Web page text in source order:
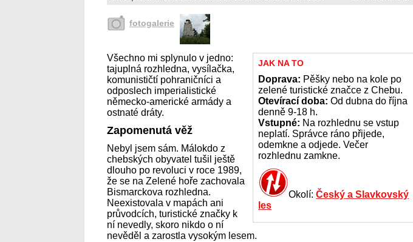
fotogalerie
JAK NA TO
Doprava: Pěšky nebo na kole po
zelené turistické značce z Chebu.
Otevírací doba:Od dubna do října
denně 9-18 h.
Vstupné: Na rozhlednu se vstup
neplatí. Správce ráno přijede,
odemkne a odjede. Večer
rozhlednu zamkne.
Okolí:Český a Slavkovský
les
Všechno mi splynulo v jedno:
tajuplná rozhledna, vysílačka,
komunističtí pohraničníci a
odposlech imperialistické
německo-americké armády a
ostnaté dráty.
Zapomenutá věž
Nebyl jsem sám. Málokdo z
chebských obyvatel tušil ještě
dlouho po revoluci v roce 1989,
že se na Zelené hoře zachovala
Bismarckova rozhledna.
Neexistovala v mapách ani
průvodcích, turistické značky k
ní nevedly, skoro nikdo o ní
nevěděl a zarostla vysokým lesem.